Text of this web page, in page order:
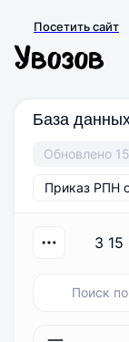
Посетить сайт
База
Обновлено
Приказ РПН
3